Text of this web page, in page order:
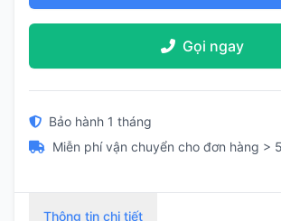
Gọi ngay
Bảo hành 1 tháng
Miễn phí vận chuyển cho đơn hàng >
Thông tin chi tiết